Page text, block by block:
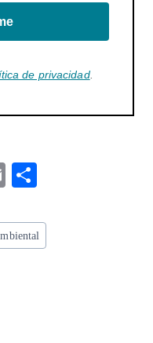
de privacidad.
E
ai
l
re